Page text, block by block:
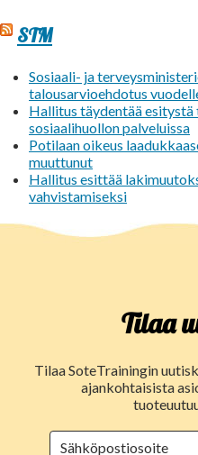
STM
Sosiaali- ja
talousarvioehdotus
Hallitus täydentää
sosiaalihuollon palveluissa
Potilaan oikeus
muuttunut
Hallitus esittää
vahvistamiseksi
Tilaa
Tilaa SoteTrainingin
ajankohtaisista